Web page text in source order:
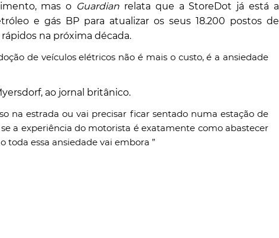
mas o Guardian relata que a StoreDot já está a
e gás BP para atualizar os seus 18.200 postos de
na próxima década.
de veículos elétricos não é mais o custo, é a ansiedade
ao jornal britânico.
na estrada ou vai precisar ficar sentado numa estação de
a experiência do motorista é exatamente como abastecer
toda essa ansiedade vai embora ”